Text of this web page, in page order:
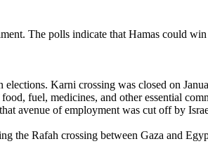
The polls indicate that Hamas could
Karni crossing was closed on
fuel, medicines, and other essential
avenue of employment was cut off by
Rafah crossing between Gaza and